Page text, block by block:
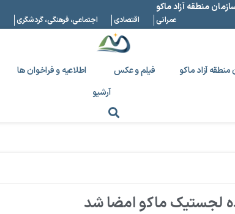
منطقه آزاد ماکو
عمرانی اقتصادی اجتماعی، فرهنگی، گردشگری
منطقه آزاد ماکو فیلم و عکس اطلاعیه و فراخوان ها
آرشیو